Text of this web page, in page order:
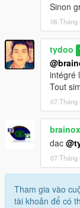
the link of the
For your
mods.com/
Thank you and
Sinon
06 Tháng
tydoo
intégré
Tout
07 Tháng
dac
07 Tháng
Tham gia vào
tài khoản để có